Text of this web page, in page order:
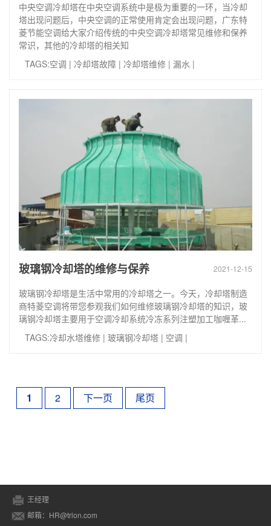
中央空调冷却塔在中央空调系统中是极为重要的一环，当冷却
塔出现问题后，中央空调的正常使用肯定会出现问题，广东特
菱节能空调给大家介绍传统的中央空调冷却塔常见维修和保养
常识，其他的冷却塔的相关知
TAGS:空调 | 冷却塔故障 | 冷却塔维修 | 漏水 |
玻璃钢冷却塔的维修与保养 2021-12-15
玻璃钢冷却塔是生活中常用的冷却塔之一。今天，冷却塔制造
商特菱空调将带您参观我们如何维修玻璃钢冷却塔的知识，玻
璃钢冷却塔主要用于空调冷却系统冷冻系列注塑加工咖喱革...
TAGS:冷却水塔维修 | 玻璃钢冷却塔 | 空调 |
1 2 下一页 尾页
王经理
邮箱：HR@trlon.com